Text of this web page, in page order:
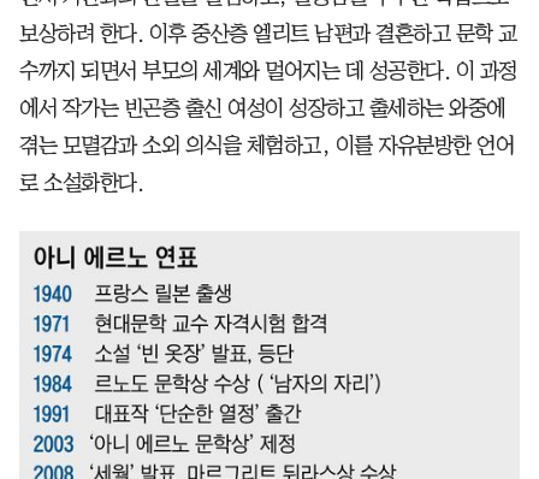
보상하려 한다. 이후 중산층 엘리트 남편과 결혼하고 문학 교
수까지 되면서 부모의 세계와 멀어지는 데 성공한다. 이 과정
에서 작가는 빈곤층 출신 여성이 성장하고 출세하는 와중에
겪는 모멸감과 소외 의식을 체험하고, 이를 자유분방한 언어
로 소설화한다.